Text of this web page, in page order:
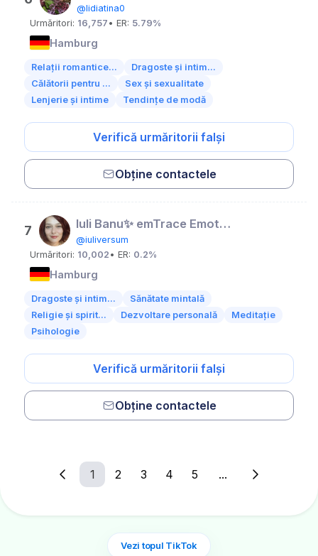
@lidiatina0
Urmăritori: 16,757 • ER: 5.79%
Hamburg
Relații romantice...
Dragoste și intim...
Călătorii pentru ...
Sex și sexualitate
Lenjerie și intime
Tendințe de modă
Verifică urmăritorii falși
Obține contactele
7 Iuli Banu✨ emTrace Emotionscoach
@iuliversum
Urmăritori: 10,002 • ER: 0.2%
Hamburg
Dragoste și intim...
Sănătate mintală
Religie și spirit...
Dezvoltare personală
Meditație
Psihologie
Verifică urmăritorii falși
Obține contactele
1 2 3 4 5 ...
Vezi topul TikTok